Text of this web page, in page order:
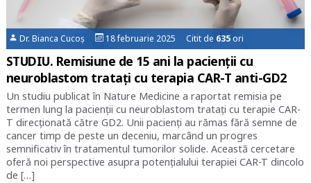
Dr. Bianca Cucoș 18 februarie 2025 Citit de 635ori
STUDIU. Remisiune de 15 ani la pacienții cu
neuroblastom tratați cu terapia CAR-T anti-GD2
Un studiu publicat în Nature Medicine a raportat remisia pe
termen lung la pacienții cu neuroblastom tratați cu terapie CAR-
T direcționată către GD2. Unii pacienți au rămas fără semne de
cancer timp de peste un deceniu, marcând un progres
semnificativ în tratamentul tumorilor solide. Această cercetare
oferă noi perspective asupra potențialului terapiei CAR-T dincolo
de […]